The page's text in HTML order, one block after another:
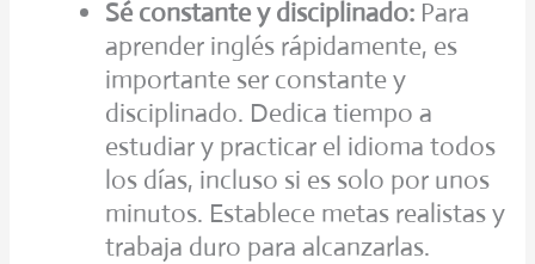
Sé constante y disciplinado: Para
aprender inglés rápidamente, es
importante ser constante y
disciplinado. Dedica tiempo a
estudiar y practicar el idioma todos
los días, incluso si es solo por unos
minutos. Establece metas realistas y
trabaja duro para alcanzarlas.